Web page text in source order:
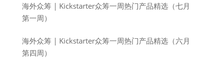
海外众筹 | Kickstarter众筹一周热门产品精选（七月
第一周）
海外众筹 | Kickstarter众筹一周热门产品精选（六月
第四周）